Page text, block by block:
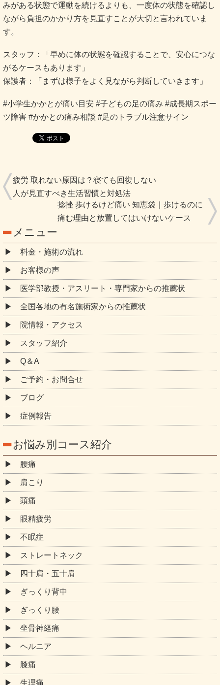
みがある状態で運動を続けるよりも、一度体の状態を確認し
ながら負担のかかり方を見直すことが大切と言われていま
す。
スタッフ：「早めに体の状態を確認することで、安心につな
がるケースもあります」
保護者：「まずは様子をよく見ながら判断していきます」
#小学生かかとが痛い目安 #子どもの足の痛み #成長期スポー
ツ障害 #かかとの痛み相談 #足のトラブル注意サイン
疲労 取れない原因は？寝ても回復しない
人が見直すべき生活習慣と対処法
捻挫 歩けるけど痛い 知恵袋｜歩けるのに
痛む理由と放置してはいけないケース
メニュー
料金・施術の流れ
お客様の声
医学部教授・アスリート・専門家からの推薦状
全国各地の有名施術家からの推薦状
院情報・アクセス
スタッフ紹介
Q＆A
ご予約・お問合せ
ブログ
症例報告
お悩み別コース紹介
腰痛
肩こり
頭痛
眼精疲労
不眠症
ストレートネック
四十肩・五十肩
ぎっくり背中
ぎっくり腰
坐骨神経痛
ヘルニア
膝痛
生理痛